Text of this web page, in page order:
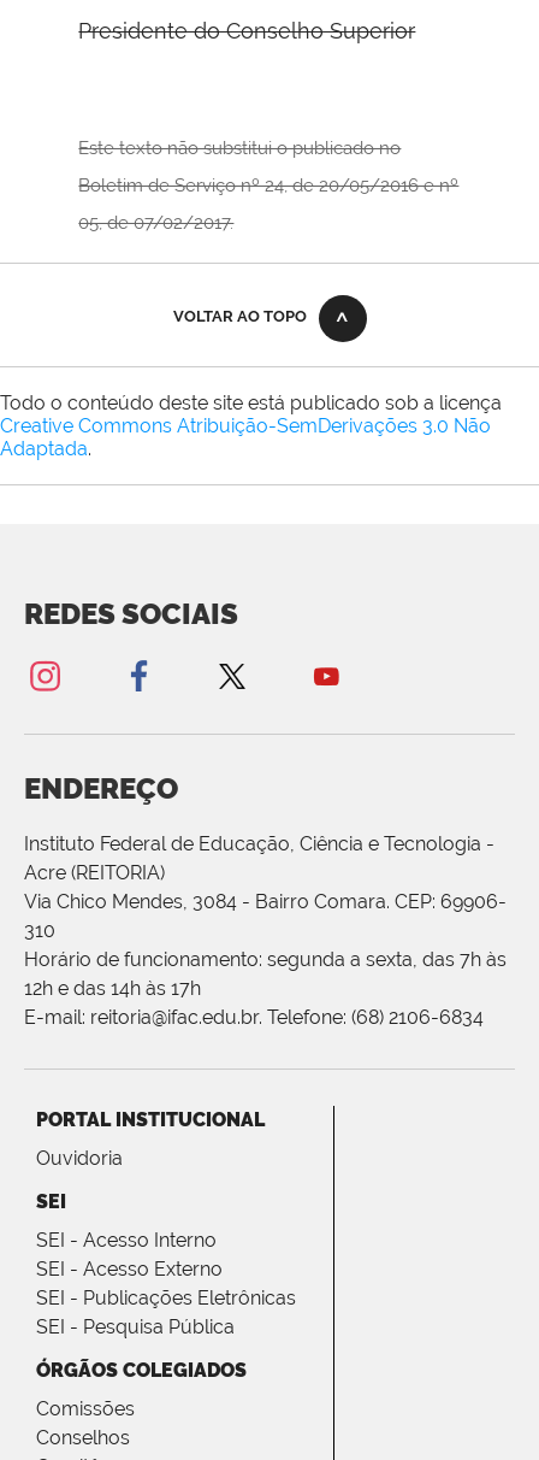
Presidente do Conselho Superior
Este texto não substitui o publicado no
Boletim de Serviço nº 24, de 20/05/2016 e nº
05, de 07/02/2017.
VOLTAR AO TOPO
Todo o conteúdo deste site está publicado sob a licença
Creative Commons Atribuição-SemDerivações 3.0 Não
Adaptada.
REDES SOCIAIS
ENDEREÇO
Instituto Federal de Educação, Ciência e Tecnologia -
Acre (REITORIA)
Via Chico Mendes, 3084 - Bairro Comara. CEP: 69906-
310
Horário de funcionamento: segunda a sexta, das 7h às
12h e das 14h às 17h
E-mail: reitoria@ifac.edu.br. Telefone: (68) 2106-6834
PORTAL INSTITUCIONAL
Ouvidoria
SEI
SEI - Acesso Interno
SEI - Acesso Externo
SEI - Publicações Eletrônicas
SEI - Pesquisa Pública
ÓRGÃOS COLEGIADOS
Comissões
Conselhos